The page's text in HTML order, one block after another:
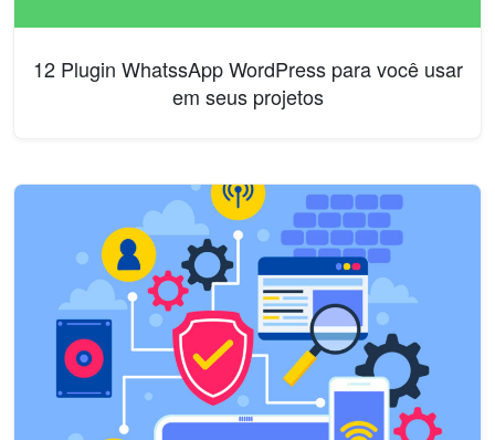
12 Plugin WhatssApp WordPress para você usar
em seus projetos